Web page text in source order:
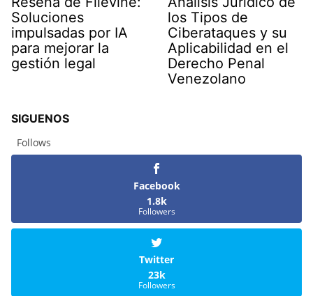
Soluciones
impulsadas por IA
para mejorar la
gestión legal
los Tipos de
Ciberataques y su
Aplicabilidad en el
Derecho Penal
Venezolano
SIGUENOS
Follows
Facebook
1.8k
Followers
Twitter
23k
Followers